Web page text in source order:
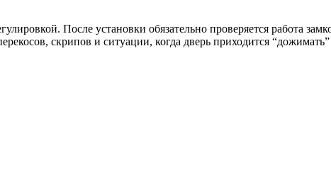
После установки обязательно проверяется работа
скрипов и ситуации, когда дверь приходится